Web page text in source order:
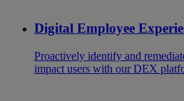
Digital Employee
Proactively identify and
impact users with our DEX